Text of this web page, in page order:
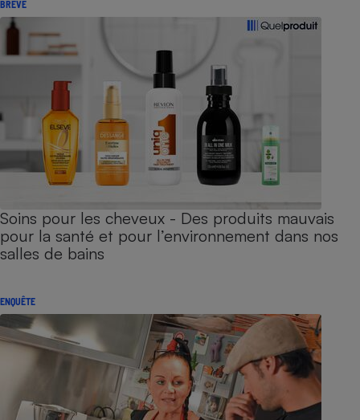
BRÈVE
Soins pour les cheveux - Des produits mauvais
pour la santé et pour l’environnement dans nos
salles de bains
ENQUÊTE